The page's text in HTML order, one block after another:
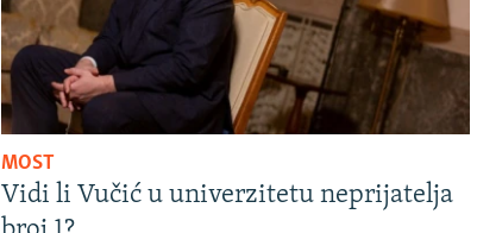
MOST
Vidi li Vučić u univerzitetu neprijatelja